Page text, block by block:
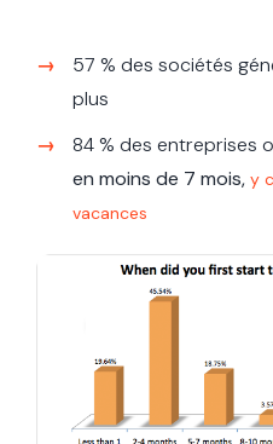
57 % des sociétés
plus
84 % des entreprises
en moins de 7 mois, y
vacances